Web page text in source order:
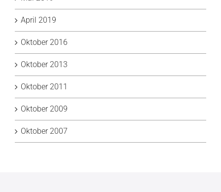
April 2019
Oktober 2016
Oktober 2013
Oktober 2011
Oktober 2009
Oktober 2007